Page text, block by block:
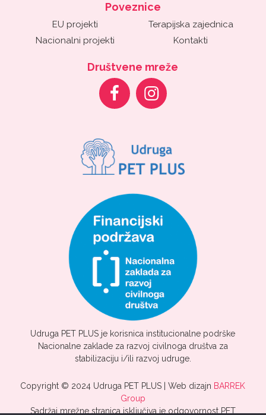
Poveznice
EU projekti
Nacionalni projekti
Terapijska zajednica
Kontakti
Društvene mreže
Udruga PET PLUS je korisnica institucionalne podrške
Nacionalne zaklade za razvoj civilnoga društva za
stabilizaciju i/ili razvoj udruge.
Copyright © 2024 Udruga PET PLUS | Web dizajn BARREK
Group
Sadržaj mrežne stranica isključiva je odgovornost PET